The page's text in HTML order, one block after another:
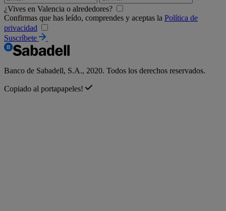
¿Vives en Valencia o alrededores?
Confirmas que has leído, comprendes y aceptas la Política de
privacidad
Suscríbete
Banco de Sabadell, S.A., 2020. Todos los derechos reservados.
Copiado al portapapeles!